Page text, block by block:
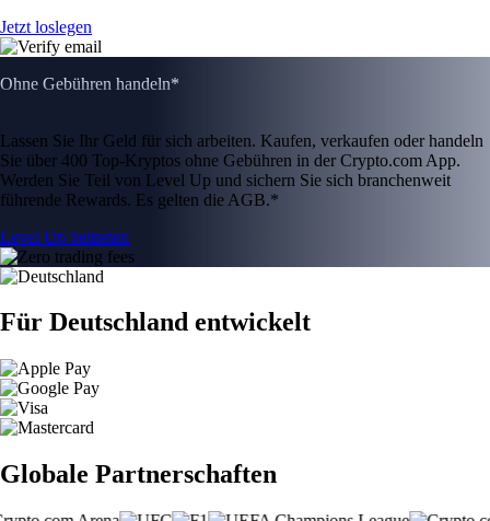
Jetzt loslegen
Ohne Gebühren handeln*
Lassen Sie Ihr Geld für sich arbeiten. Kaufen, verkaufen oder handeln
Sie über 400 Top-Kryptos ohne Gebühren in der Crypto.com App.
Werden Sie Teil von Level Up und sichern Sie sich branchenweit
führende Rewards. Es gelten die AGB.*
Level Up beitreten
Für Deutschland entwickelt
Globale Partnerschaften